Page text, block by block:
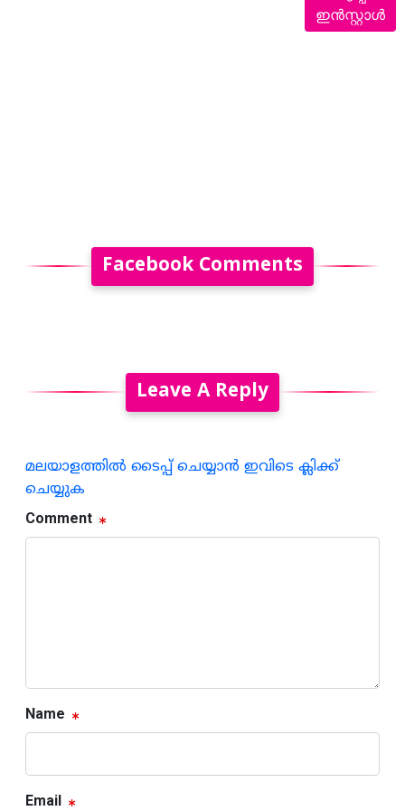
Facebook Comments
Leave A Reply
മലയാളത്തില്‍ ടൈപ്പ് ചെയ്യാന്‍ ഇവിടെ ക്ലിക്ക്
ചെയ്യുക
Comment
Name
Email
ഇൻസ്റ്റാൾ